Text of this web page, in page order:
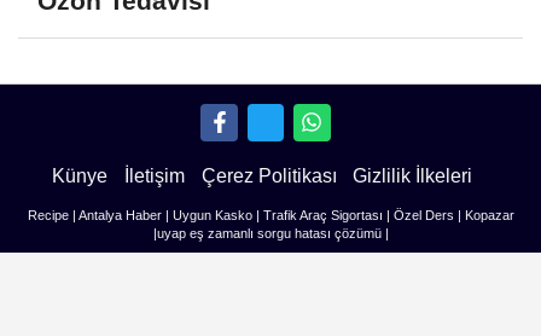
Künye İletişim Çerez Politikası Gizlilik İlkeleri
Recipe| Antalya Haber| Uygun Kasko| Trafik Araç Sigortası Özel Ders
Kopazar
uyap eş zamanlı sorgu hatası çözümü|